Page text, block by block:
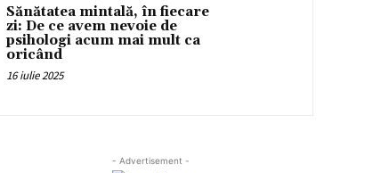
Sănătatea mintală, în fiecare
zi: De ce avem nevoie de
psihologi acum mai mult ca
oricând
16 iulie 2025
- Advertisement -